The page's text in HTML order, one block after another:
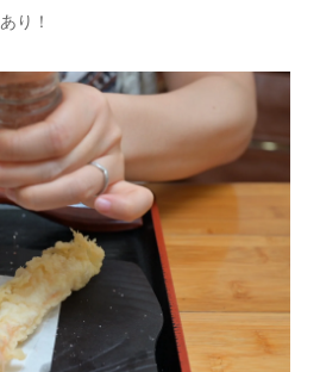
り！